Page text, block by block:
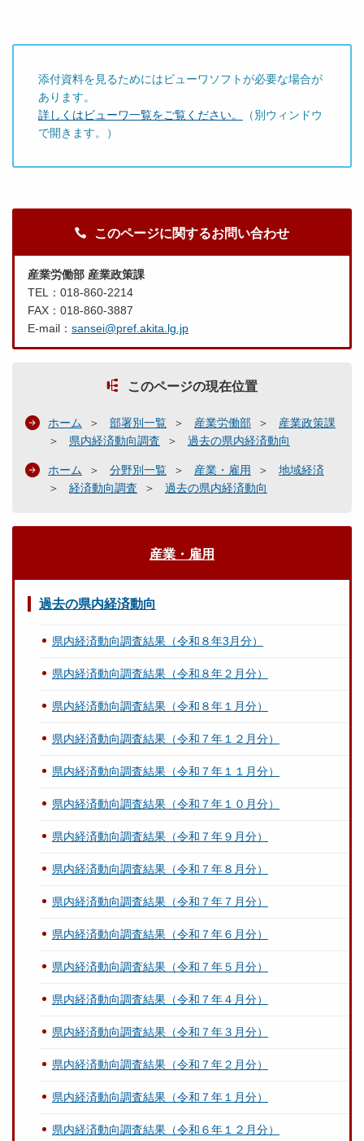
添付資料を見るためにはビューワソフトが必要な場合が
あります。
詳しくはビューワ一覧をご覧ください。
（別ウィンドウ
で開きます。）
このページに関するお問い合わせ
産業労働部 産業政策課
TEL：018-860-2214
FAX：018-860-3887
E-mail： sansei@pref.akita.lg.jp
このページの現在位置
ホーム 部署別一覧 産業労働部
産業政策課
県内経済動向調査
過去の県内経済動向
ホーム 分野別一覧 産業・雇用
地域経済
経済動向調査
過去の県内経済動向
産業・雇用
過去の県内経済動向
県内経済動向調査結果（令和８年3月分）
県内経済動向調査結果（令和８年２月分）
県内経済動向調査結果（令和８年１月分）
県内経済動向調査結果（令和７年１２月分）
県内経済動向調査結果（令和７年１１月分）
県内経済動向調査結果（令和７年１０月分）
県内経済動向調査結果（令和７年９月分）
県内経済動向調査結果（令和７年８月分）
県内経済動向調査結果（令和７年７月分）
県内経済動向調査結果（令和７年６月分）
県内経済動向調査結果（令和７年５月分）
県内経済動向調査結果（令和７年４月分）
県内経済動向調査結果（令和７年３月分）
県内経済動向調査結果（令和７年２月分）
県内経済動向調査結果（令和７年１月分）
県内経済動向調査結果（令和６年１２月分）